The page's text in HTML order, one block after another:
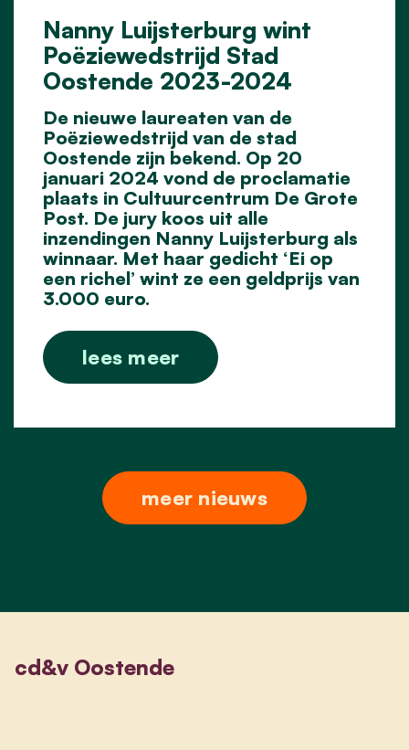
Nanny Luijsterburg wint
Poëziewedstrijd Stad
Oostende 2023-2024
De nieuwe laureaten van de
Poëziewedstrijd van de stad
Oostende zijn bekend. Op 20
januari 2024 vond de proclamatie
plaats in Cultuurcentrum De Grote
Post. De jury koos uit alle
inzendingen Nanny Luijsterburg als
winnaar. Met haar gedicht ‘Ei op
een richel’ wint ze een geldprijs van
3.000 euro.
lees meer
meer nieuws
cd&v Oostende